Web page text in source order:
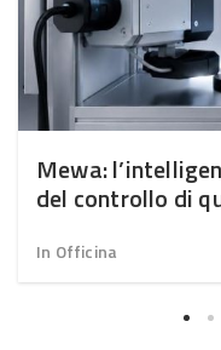
Mewa:
del controllo di
In Officina